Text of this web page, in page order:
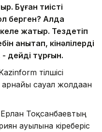
Бұған тиісті
берген? Алда
жатыр. Тездетіп
анықтап, кінәлілерді
- дейді тұрғын.
тілшісі
арнайы сауал жолдаған
Тоқсанбаевтың
ауылына кіреберіс